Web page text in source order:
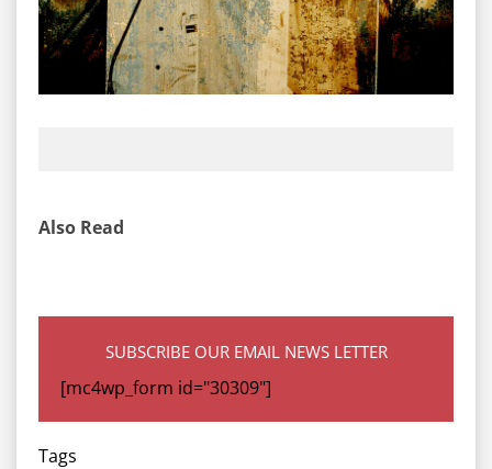
Also Read
SUBSCRIBE OUR EMAIL NEWS LETTER
[mc4wp_form id="30309"]
Tags